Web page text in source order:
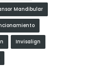
Mandibular
Invisalign